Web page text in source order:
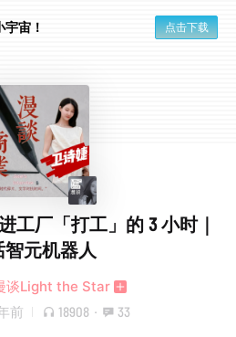
宙！ 点击下载
工厂「打工」的 3 小时｜
智元机器人
谈Light the Star
前 18908 · 33